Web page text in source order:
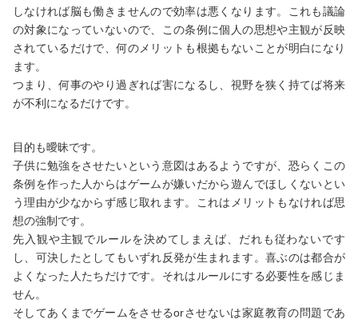
しなければ脳も働きませんので効率は悪くなります。これも議論
の対象になっていないので、この条例に個人の思想や主観が反映
されているだけで、何のメリットも根拠もないことが明白になり
ます。
つまり、何事のやり過ぎれば害になるし、視野を狭く持てば将来
が不利になるだけです。
目的も曖昧です。
子供に勉強をさせたいという意図はあるようですが、恐らくこの
条例を作った人からはゲームが嫌いだから遊んでほしくないとい
う理由が少なからず感じ取れます。これはメリットもなければ思
想の強制です。
先入観や主観でルールを決めてしまえば、だれも従わないです
し、可決したとしてもいずれ反発が生まれます。喜ぶのは都合が
よくなった人たちだけです。それはルールにする必要性を感じま
せん。
そしてあくまでゲームをさせるorさせないは家庭教育の問題であ